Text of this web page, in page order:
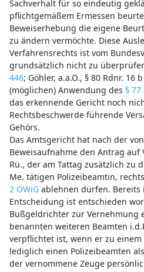
Sachverhalt für so eindeutig
pflichtgemäßem Ermessen
Beweiserhebung die eigene
zu ändern vermöchte. Diese
Verfahrensrechts ist vom
grundsätzlich nicht zu
446; Göhler, a.a.O., § 80 Rdnr. 16
(möglichen) Anwendung des § 77
das erkennende Gericht noch
Rechtsbeschwerde führende
Gehörs.
Das Amtsgericht hat nach der
Beweisaufnahme den Antrag
Rü., der am Tattag zusätzlich zu
Me. tätigen Polizeibeamtin,
2 OWiGablehnen dürfen. Bereits
Entscheidung ist entschieden
Bußgeldrichter zur Vernehmung
benannten weiteren Beamten
verpflichtet ist, wenn er zu
lediglich einen Polizeibeamten
der vernommene Zeuge